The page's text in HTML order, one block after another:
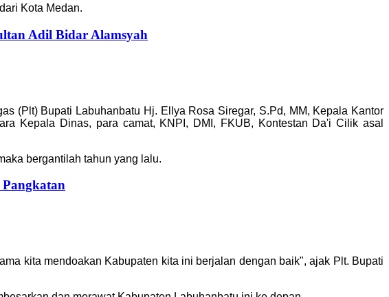
Kota Medan.
Adil Bidar Alamsyah
(Plt) Bupati Labuhanbatu Hj. Ellya Rosa Siregar, S.Pd, MM, Kepala Kantor
Kepala Dinas, para camat, KNPI, DMI, FKUB, Kontestan Da'i Cilik asal
bergantilah tahun yang lalu.
kita mendoakan Kabupaten kita ini berjalan dengan baik", ajak Plt. Bupati